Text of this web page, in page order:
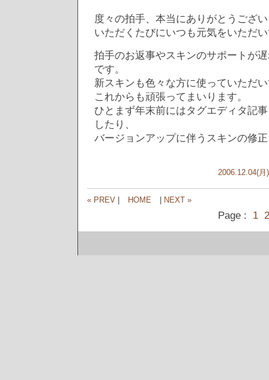
度々の拍手、本当にありがとうござ
いただくたびにいつも元気をいただ
拍手のお返事やスキンのサポートが
です。
新スキンも色々な方に使っていただ
これからも頑張ってまいります。
ひとまず年末前にはタグエディタ記
したり、
バージョンアップに伴うスキンの修
2006.12.04(月)
« PREV HOME NEXT »
Page : 1 2